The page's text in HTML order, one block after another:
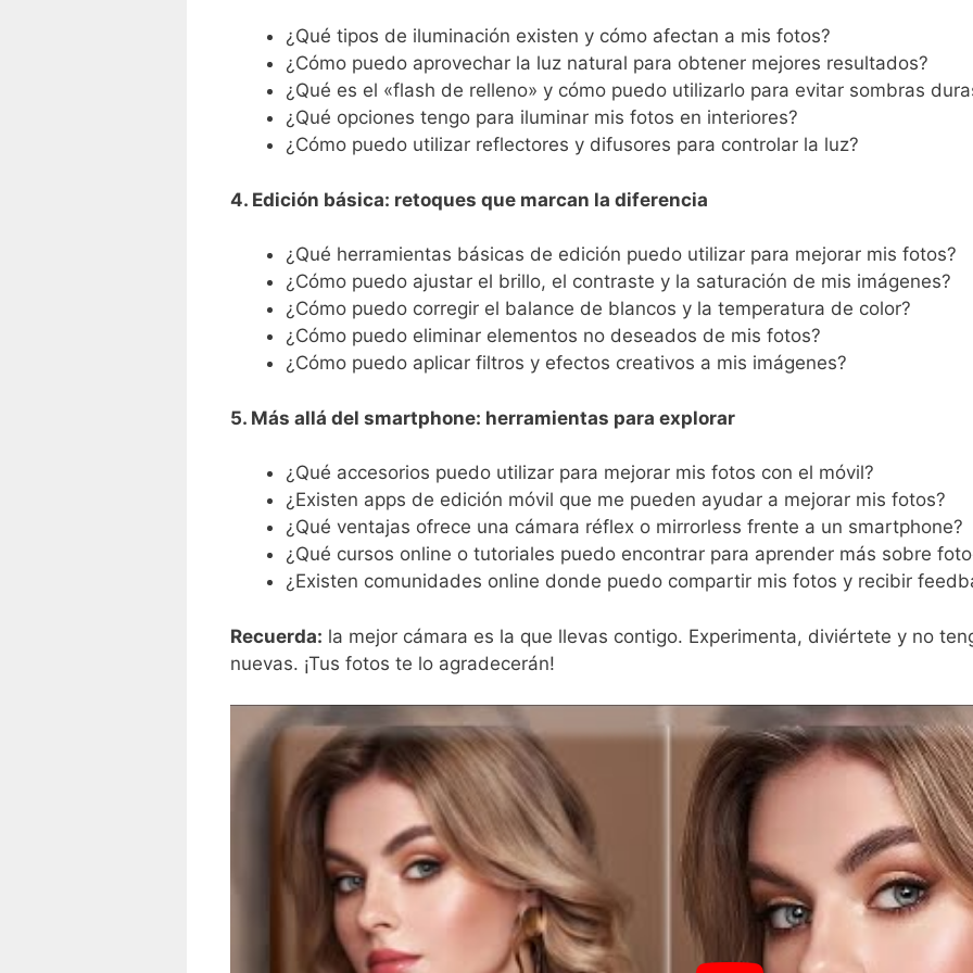
¿Qué tipos de iluminación existen y cómo afectan a mis fotos?
¿Cómo puedo aprovechar la luz natural para obtener mejores resultados?
¿Qué es el «flash de relleno» y cómo puedo utilizarlo para evitar sombras
¿Qué opciones tengo para iluminar mis fotos en interiores?
¿Cómo puedo utilizar reflectores y difusores para controlar la luz?
4. Edición básica: retoques que marcan la diferencia
¿Qué herramientas básicas de edición puedo utilizar para mejorar mis fotos?
¿Cómo puedo ajustar el brillo, el contraste y la saturación de mis imágenes?
¿Cómo puedo corregir el balance de blancos y la temperatura de color?
¿Cómo puedo eliminar elementos no deseados de mis fotos?
¿Cómo puedo aplicar filtros y efectos creativos a mis imágenes?
5. Más allá del smartphone: herramientas para explorar
¿Qué accesorios puedo utilizar para mejorar mis fotos con el móvil?
¿Existen apps de edición móvil que me pueden ayudar a mejorar mis fotos?
¿Qué ventajas ofrece una cámara réflex o mirrorless frente a un smartphone?
¿Qué cursos online o tutoriales puedo encontrar para aprender más sobre
¿Existen comunidades online donde puedo compartir mis fotos y recibir
Recuerda: la mejor cámara es la que llevas contigo. Experimenta, diviértete y no
nuevas. ¡Tus fotos te lo agradecerán!